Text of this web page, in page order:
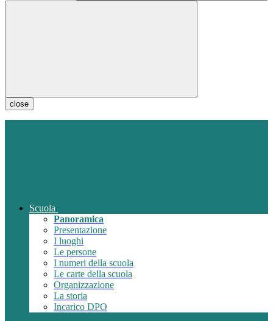
close
Scuola
Panoramica
Presentazione
I luoghi
Le persone
I numeri della scuola
Le carte della scuola
Organizzazione
La storia
Incarico DPO